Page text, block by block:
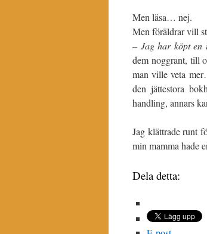
Men läsa… nej.
Men föräldrar vill
– Jag har köpt en
dem noggrant, till
man ville veta
den jättestora
handling, annars
Jag klättrade runt
min mamma hade
Dela detta: